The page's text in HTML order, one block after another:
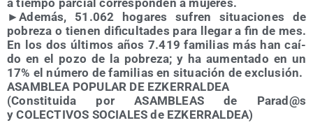
a tiem­po par­cial corres­pon­den a mujeres.
►Ade­más, 51.062 hoga­res sufren situa­cio­nes de
pobre­za o tie­nen difi­cul­ta­des para lle­gar a fin de mes.
En los dos últi­mos años 7.419 fami­lias más han caí­
do en el pozo de la pobre­za; y ha aumen­ta­do en un
17% el núme­ro de fami­lias en situa­ción de exclusión.
ASAMBLEA POPULAR DE EZKERRALDEA
(Cons­ti­tui­da por ASAMBLEAS de Parad@s
y COLECTIVOS SOCIALES de EZKERRALDEA)